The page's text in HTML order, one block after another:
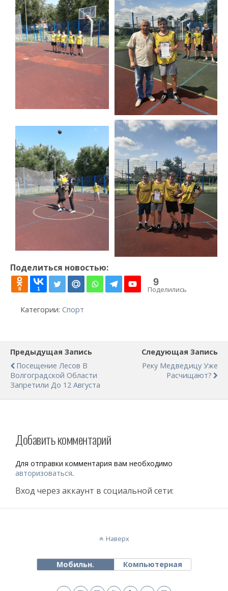
Поделиться новостью:
8 1
9
Поделились
Категории: Спорт
Предыдущая Запись
Посещение Лесов В
Волгоградской Области
Запретили До 12 Августа
Следующая Запись
Реку Медведицу Уже
Расчищают?
Добавить комментарий
Для отправки комментария вам необходимо
авторизоваться.
Вход через аккаунт в социальной сети:
Наверх
Мобильн. Компьютерная